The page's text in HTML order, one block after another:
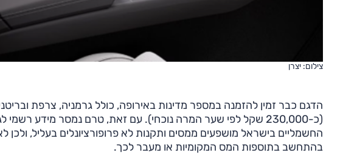
צילום: יצרן
(כ-230,000 שקל לפי שער המרה נוכחי). עם זאת, טרם נמסר מידע
בהתחשב בתוספות המס המקומיות או מעבר לכך.